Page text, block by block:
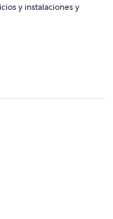
y instalaciones y